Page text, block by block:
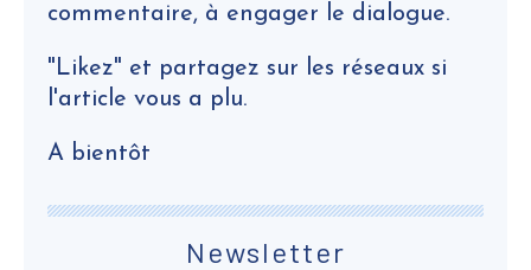
Newsletter
commentaire, à engager le dialogue.
"Likez" et partagez sur les réseaux si
l'article vous a plu.
A bientôt